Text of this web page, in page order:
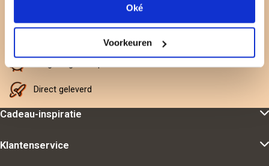
Oké
Voorkeuren
Cadeaubon is 2 jaar geldig
Direct geleverd
Cadeau-inspiratie
Klantenservice